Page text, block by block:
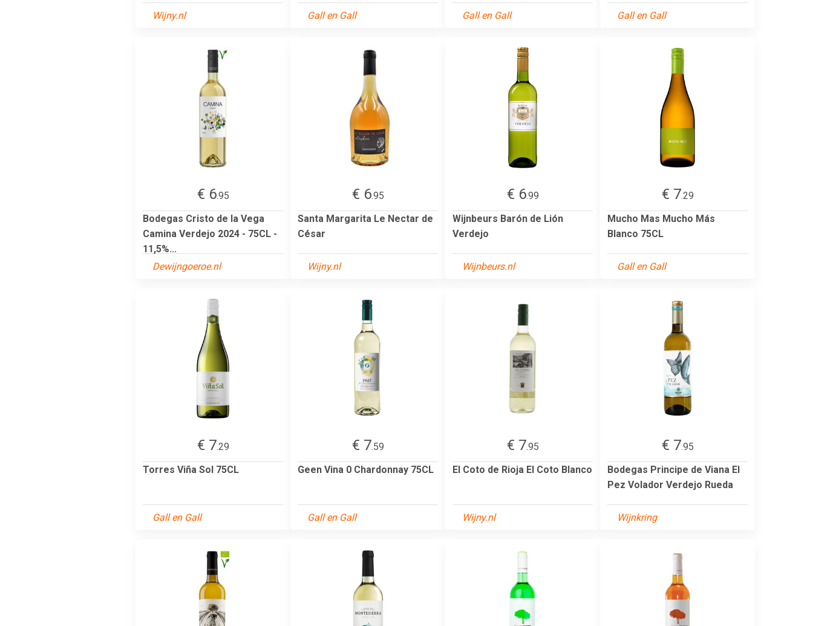
Wijny.nl Gall en Gall Gall en Gall Gall en Gall
€ 6.95
Bodegas Cristo de la Vega
Camina Verdejo 2024 - 75CL -
11,5%...
Dewijngoeroe.nl
€ 6.95
Santa Margarita Le Nectar de
César
Wijny.nl
€ 6.99
Wijnbeurs Barón de Lión
Verdejo
Wijnbeurs.nl
€ 7.29
Mucho Mas Mucho Más
Blanco 75CL
Gall en Gall
€ 7.29
Torres Viña Sol 75CL
Gall en Gall
€ 7.59
Geen Vina 0 Chardonnay 75CL
Gall en Gall
€ 7.95
El Coto de Rioja El Coto Blanco
Wijny.nl
€ 7.95
Bodegas Principe de Viana El
Pez Volador Verdejo Rueda
Wijnkring